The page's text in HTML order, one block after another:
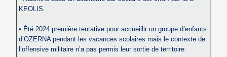
KEOLIS.
• Été 2024 première tentative pour accueillir un groupe d’enfants
d’OZERNA pendant les vacances scolaires mais le contexte de
l’offensive militaire n’a pas permis leur sortie de territoire.